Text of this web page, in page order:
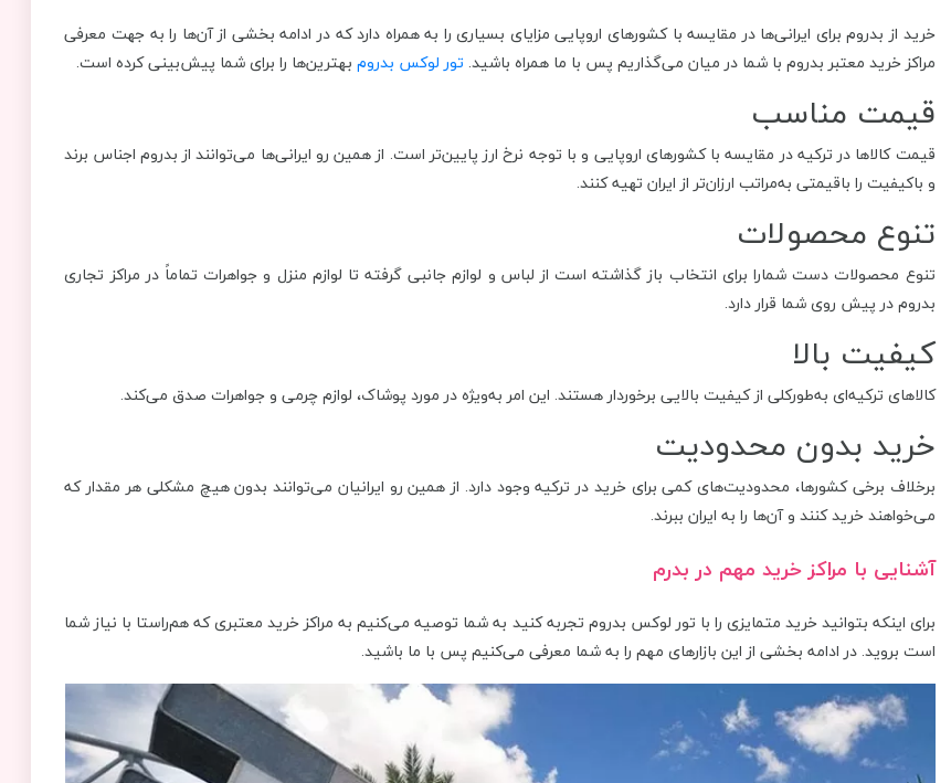
خرید از بدروم برای ایرانی‌ها در مقایسه با کشورهای اروپایی مزایای بسیاری را به همراه دارد که در ادامه بخشی از آن‌ها را به جهت معرفی
مراکز خرید معتبر بدروم با شما در میان می‌گذاریم پس با ما همراه باشید. تور لوکس بدروم بهترین‌ها را برای شما پیش‌بینی کرده است.
قیمت مناسب
قیمت کالاها در ترکیه در مقایسه با کشورهای اروپایی و با توجه نرخ ارز پایین‌تر است. از همین رو ایرانی‌ها می‌توانند از بدروم اجناس برند
و باکیفیت را باقیمتی به‌مراتب ارزان‌تر از ایران تهیه کنند.
تنوع محصولات
تنوع محصولات دست شمارا برای انتخاب باز گذاشته است از لباس و لوازم جانبی گرفته تا لوازم منزل و جواهرات تماماً در مراکز تجاری
بدروم در پیش روی شما قرار دارد.
کیفیت بالا
کالاهای ترکیه‌ای به‌طورکلی از کیفیت بالایی برخوردار هستند. این امر به‌ویژه در مورد پوشاک، لوازم چرمی و جواهرات صدق می‌کند.
خرید بدون محدودیت
برخلاف برخی کشورها، محدودیت‌های کمی برای خرید در ترکیه وجود دارد. از همین رو ایرانیان می‌توانند بدون هیچ مشکلی هر مقدار که
می‌خواهند خرید کنند و آن‌ها را به ایران ببرند.
آشنایی با مراکز خرید مهم در بدرم
برای اینکه بتوانید خرید متمایزی را با تور لوکس بدروم تجربه کنید به شما توصیه می‌کنیم به مراکز خرید معتبری که هم‌راستا با نیاز شما
است بروید. در ادامه بخشی از این بازارهای مهم را به شما معرفی می‌کنیم پس با ما باشید.